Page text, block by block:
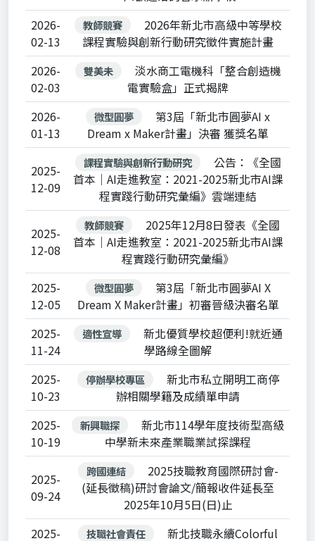
2026-
02-13
教師競賽
2026年新北市高級中等學校
課程實驗與創新行動研究徵件實施計畫
2026-
02-03
雙美未
淡水商工電機科「整合創造機
電實驗盒」正式揭牌
2026-
01-13
微型圓夢
第3屆「新北市圓夢AI x
Dream x Maker計畫」決審 獲獎名單
2025-
12-09
課程實驗與創新行動研究
公告：《全國
首本｜AI走進教室：2021-2025新北市AI課
程實踐行動研究彙編》雲端連結
2025-
12-08
教師競賽
2025年12月8日發表《全國
首本｜AI走進教室：2021-2025新北市AI課
程實踐行動研究彙編》
2025-
12-05
微型圓夢
第3屆「新北市圓夢AI X
Dream X Maker計畫」初審晉級決審名單
2025-
11-24
適性宣導
新北優質學校超便利!就近通
學路線全圖解
2025-
10-23
停辦學校專區
新北市私立開明工商停
辦相關學籍及成績單申請
2025-
10-19
新興職探
新北市114學年度技術型高級
中學新未來產業職業試探課程
2025-
09-24
跨國連結
2025技職教育國際研討會-
(延長徵稿)研討會論文/簡報收件延長至
2025年10月5日(日)止
2025-
技職社會責任
新北技職永續Colorful